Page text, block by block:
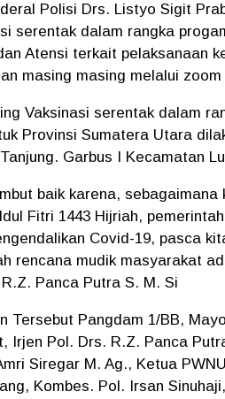
Polisi Drs. Listyo Sigit
serentak dalam rangka
Atensi terkait pelaksanaan
masing masing melalui
Vaksinasi serentak dalam
Provinsi Sumatera Utara
Garbus I Kecamatan
baik karena,
Fitri 1443 Hijriah,
Covid-19, pasca
rencana mudik masyarakat
Panca Putra S. M. Si
Tersebut Pangdam 1/BB,
Irjen Pol. Drs. R.Z. Panca
Siregar M. Ag., Ketua
Kombes. Pol. Irsan